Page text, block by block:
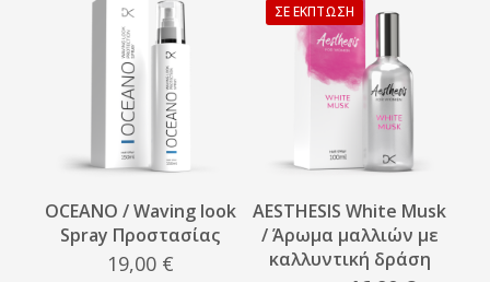
OCEANO / Waving look
Spray Προστασίας
19,00 €
ΣΕ ΈΚΠΤΩΣΗ
AESTHESIS White Musk
/ Άρωμα μαλλιών με
καλλυντική δράση